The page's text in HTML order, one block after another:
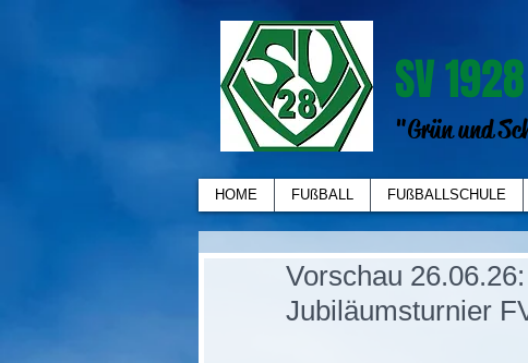
SV
"Grün und
HOME FUßBALL FUßBALLSCHULE
Vorschau
Jubiläumsturnier